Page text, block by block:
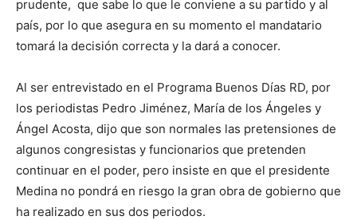
prudente, que sabe lo que le conviene a su partido y al
país, por lo que asegura en su momento el mandatario
tomará la decisión correcta y la dará a conocer.
Al ser entrevistado en el Programa Buenos Días RD, por
los periodistas Pedro Jiménez, María de los Ángeles y
Ángel Acosta, dijo que son normales las pretensiones de
algunos congresistas y funcionarios que pretenden
continuar en el poder, pero insiste en que el presidente
Medina no pondrá en riesgo la gran obra de gobierno que
ha realizado en sus dos periodos.